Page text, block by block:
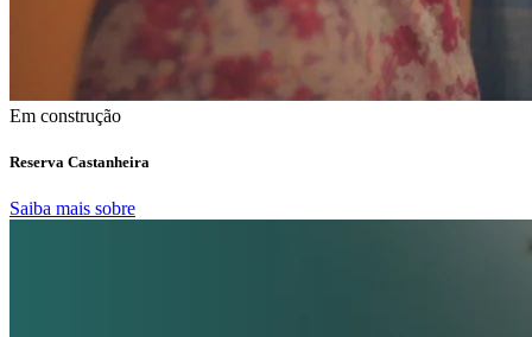
Em construção
Reserva Castanheira
Saiba mais sobre